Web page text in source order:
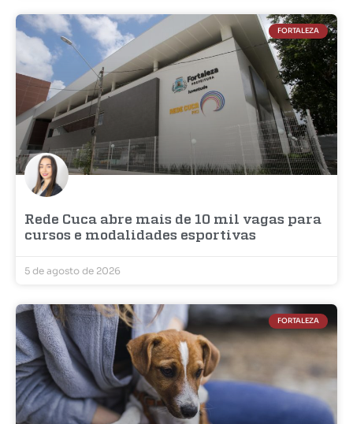
FORTALEZA
Rede Cuca abre mais de 10 mil vagas para
cursos e modalidades esportivas
5 de agosto de 2026
FORTALEZA